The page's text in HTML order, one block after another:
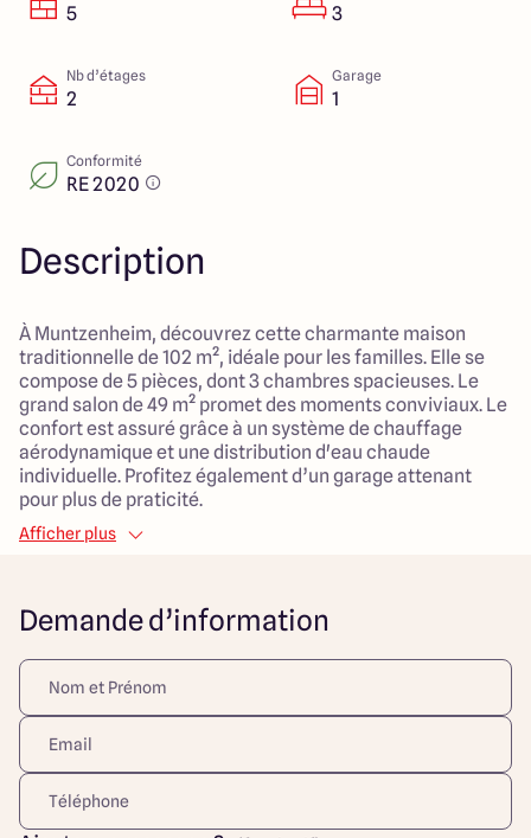
5 3
Nb d’étages
2
Garage
1
Conformité
RE 2020
Description
À Muntzenheim, découvrez cette charmante maison
traditionnelle de 102 m², idéale pour les familles. Elle se
compose de 5 pièces, dont 3 chambres spacieuses. Le
grand salon de 49 m² promet des moments conviviaux. Le
confort est assuré grâce à un système de chauffage
aérodynamique et une distribution d'eau chaude
individuelle. Profitez également d’un garage attenant
pour plus de praticité.
Le terrain de 318 m², proposé bénéficie d'une exposition
la tranquillité tout en étant à proximité des commodités :
quelques minutes.
Si vous recherchez une maison spacieuse et un cadre de
vie agréable à Muntzenheim, n’attendez plus pour visiter
ce bien qui allie confort, espace et accessibilité.
Le prix affiché comprend le coût du terrain de la
construction, des frais de notaire et des
branchements/raccordements.
Afficher plus
Demande d’information